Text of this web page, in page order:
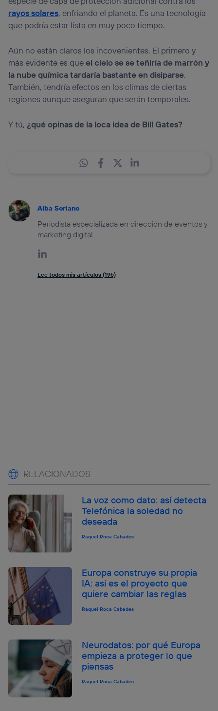
rayos solares, enfriando el planeta. Es una tecnología
que podría estar lista en muy poco tiempo.
Aún no están claros los incovenientes. El primero y
más evidente es queel cielo se se teñiría de marrón y
la nube química tardaría bastante en disiparse.
También, tendría efectos en los climas de ciertas
regiones aunque aseguran que serán temporales.
Y tú, ¿qué opinas de la loca idea de Bill Gates?
Alba Soriano
Periodista especializada en dirección de eventos y
marketing digital.
Lee todos mis artículos (195)
RELACIONADOS
La voz como dato: así detecta
Telefónica la soledad no
deseada
Raquel Roca Cabades
Europa construye su propia
IA: así es el proyecto que
quiere cambiar las reglas
Raquel Roca Cabades
Neurodatos: por qué Europa
empieza a proteger lo que
piensas
Raquel Roca Cabades